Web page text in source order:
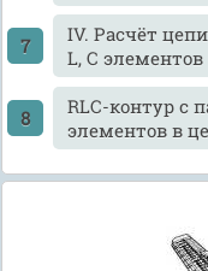
IV. Расчёт
L, C элементов
RLC-контур с
элементов в